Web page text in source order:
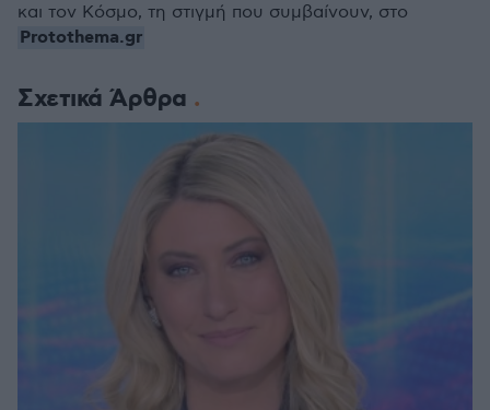
Σχετικά Άρθρα
και τον Κόσμο, τη στιγμή που συμβαίνουν, στο
Protothema.gr